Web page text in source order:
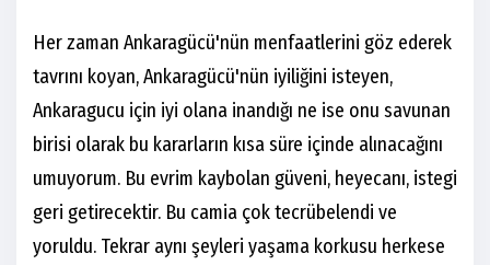
Her zaman Ankaragücü'nün menfaatlerini göz ederek
tavrını koyan, Ankaragücü'nün iyiliğini isteyen,
Ankaragucu için iyi olana inandığı ne ise onu savunan
birisi olarak bu kararların kısa süre içinde alınacağını
umuyorum. Bu evrim kaybolan güveni, heyecanı, istegi
geri getirecektir. Bu camia çok tecrübelendi ve
yoruldu. Tekrar aynı şeyleri yaşama korkusu herkese